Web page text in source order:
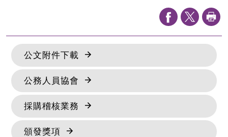
公文附件下載
公務人員協會
採購稽核業務
頒發獎項